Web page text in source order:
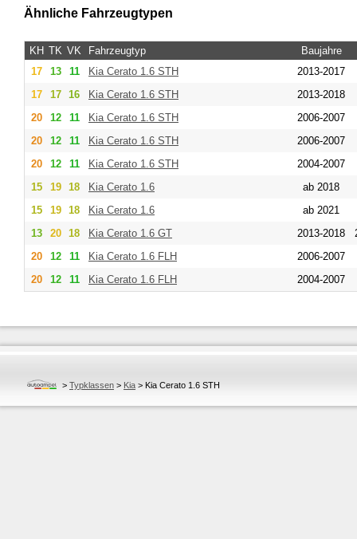
Ähnliche Fahrzeugtypen
KH TK VK Fahrzeugtyp Baujahre
17
13 11 Kia Cerato 1.6 STH
2013-2017
17
17 16 Kia Cerato 1.6 STH
2013-2018
20
12 11 Kia Cerato 1.6 STH
2006-2007
20
12 11 Kia Cerato 1.6 STH
2006-2007
20
12 11 Kia Cerato 1.6 STH
2004-2007
15
19 18 Kia Cerato 1.6
ab 2018
15
19 18 Kia Cerato 1.6
ab 2021
13
20 18 Kia Cerato 1.6 GT 2013-2018
20
12 11 Kia Cerato 1.6 FLH
2006-2007
20
12 11 Kia Cerato 1.6 FLH 2004-2007
> Typklassen > Kia > Kia Cerato 1.6 STH